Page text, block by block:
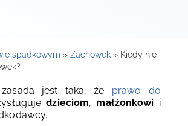
spadkowym » Zachowek » Kiedy nie
zasada jest taka, że prawo do
dzieciom, małżonkowi i